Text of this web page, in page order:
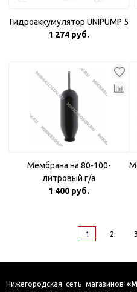
Гидроаккумулятор UNIPUMP 5
1 274 руб.
Мембрана на 80-100-
литровый г/а
1 400 руб.
1 2 3
Нижегородская сеть магазинов